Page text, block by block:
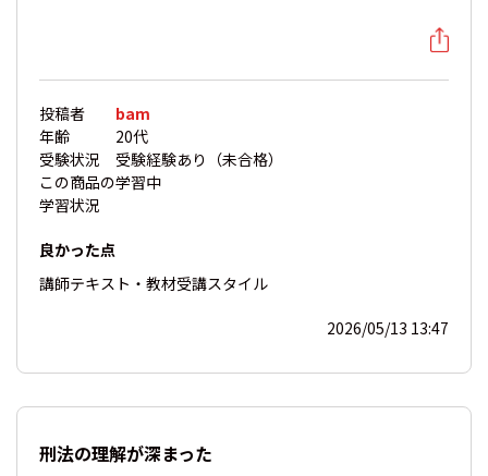
投稿者
bam
年齢
20代
受験状況
受験経験あり（未合格）
この商品の
学習状況
学習中
良かった点
講師テキスト・教材受講スタイル
2026/05/13 13:47
刑法の理解が深まった